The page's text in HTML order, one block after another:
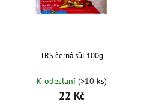
TRS černá sůl 100g
K odeslaní (>10 ks)
22 Kč